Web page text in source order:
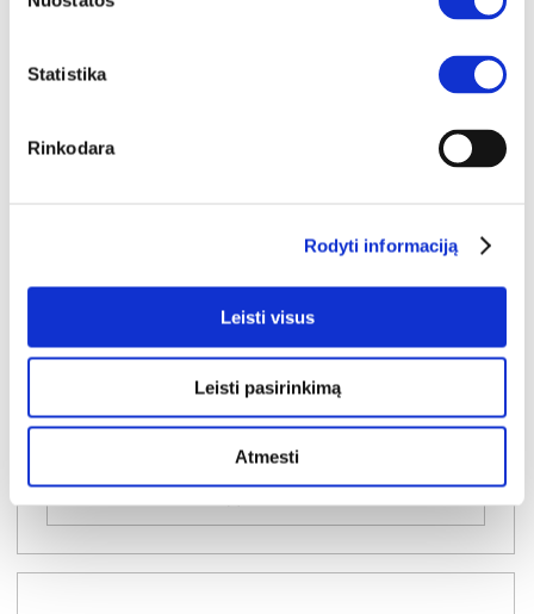
Statistika
Rinkodara
Rodyti informaciją
Leisti visus
Leisti pasirinkimą
Atmesti
GRECO (III gr.) minkštas kampas (Bangkok Ash) K
Miegamoji dalis:P:125cmI:200cm
užsakymams
esančių prekių kainų
1099€